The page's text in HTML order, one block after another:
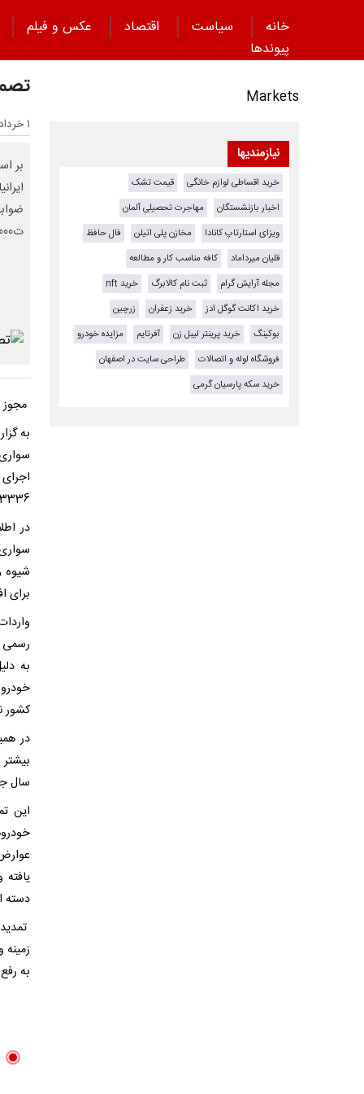
خانه سیاست اقتصاد
عکس و فیلم
پیوند‌ها
۱ خرداد ۱۴۰۵ - ۱۱:۲۳
بر
ت64000هـ مورخ 26 اسفند 1404 هیأت وزیران اتخاذ شده است.
مجوز
به
203336/ت64000هـ مورخ 26 اسفند 1404
در
شیوه
برای
رسمی
به
در
سال
این
دسته
به
Markets
نیازمندیها
خرید اقساطی لوازم خانگی
قیمت تشک
اخبار بازنشستگان
مهاجرت تحصیلی آلمان
ویزای استارتاپ کانادا
مخازن پلی اتیلن
فال حافظ
قلیان میرداماد
کافه مناسب کار و مطالعه
مجله آرایش گرام
ثبت نام کالابرگ
خرید nft
خرید اکانت گوگل ادز
خرید زعفران
زرچین
بوکینگ
خرید پرینتر لیبل زن آفرتایم
مزایده خودرو
فروشگاه لوله و اتصالات
طراحی سایت در اصفهان
خرید سکه پارسیان گرمی